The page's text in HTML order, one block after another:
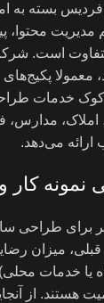
بسته به
مدیریت محتوا،
متفاوت است.
پکیج‌های
خدمات
املاک،
می‌دهد.
نمونه کار
برای طراحی
قبلی، میزان
یا خدمات محلی)
هستند. از